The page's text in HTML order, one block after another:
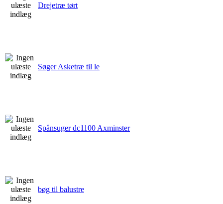
Drejetræ tørt
Søger Asketræ til le
Spånsuger dc1100 Axminster
bøg til balustre